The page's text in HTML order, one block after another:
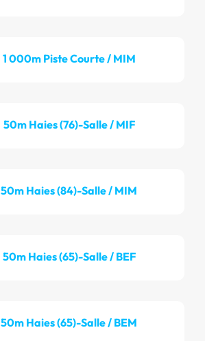
1 000m Piste Courte / MIM
50m Haies (76)-Salle / MIF
50m Haies (84)-Salle / MIM
50m Haies (65)-Salle / BEF
50m Haies (65)-Salle / BEM